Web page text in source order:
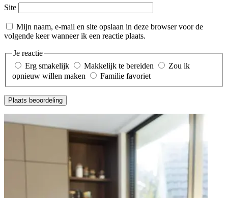
Site
Mijn naam, e-mail en site opslaan in deze browser voor de
volgende keer wanneer ik een reactie plaats.
Je reactie
Erg smakelijk
Makkelijk te bereiden
Zou ik
opnieuw willen maken
Familie favoriet
Plaats beoordeling